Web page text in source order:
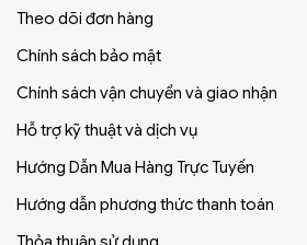
Theo dõi đơn hàng
Chính sách bảo mật
Chính sách vận chuyển và giao nhận
Hỗ trợ kỹ thuật và dịch vụ
Hướng Dẫn Mua Hàng Trực Tuyến
Hướng dẫn phương thức thanh toán